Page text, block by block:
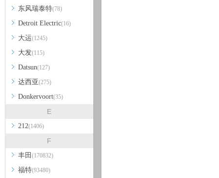
东风瑞泰特(78)
Detroit Electric(16)
大运(1245)
大发(115)
Datsun(127)
达西亚(275)
Donkervoort(35)
E
212(1406)
F
丰田 (170832)
福特(93480)